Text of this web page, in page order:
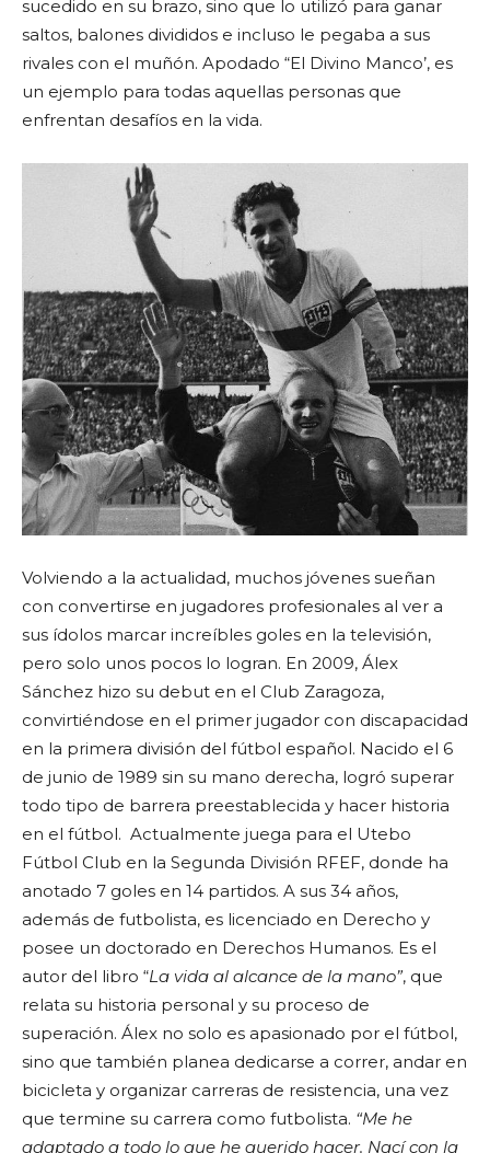
sucedido en su brazo, sino que lo utilizó para ganar
saltos, balones divididos e incluso le pegaba a sus
rivales con el muñón. Apodado “El Divino Manco’, es
un ejemplo para todas aquellas personas que
enfrentan desafíos en la vida.
Volviendo a la actualidad, muchos jóvenes sueñan
con convertirse en jugadores profesionales al ver a
sus ídolos marcar increíbles goles en la televisión,
pero solo unos pocos lo logran. En 2009, Álex
Sánchez hizo su debut en el Club Zaragoza,
convirtiéndose en el primer jugador con discapacidad
en la primera división del fútbol español. Nacido el 6
de junio de 1989 sin su mano derecha, logró superar
todo tipo de barrera preestablecida y hacer historia
en el fútbol. Actualmente juega para el Utebo
Fútbol Club en la Segunda División RFEF, donde ha
anotado 7 goles en 14 partidos. A sus 34 años,
además de futbolista, es licenciado en Derecho y
posee un doctorado en Derechos Humanos. Es el
autor del libro “La vida al alcance de la mano”, que
relata su historia personal y su proceso de
superación. Álex no solo es apasionado por el fútbol,
sino que también planea dedicarse a correr, andar en
bicicleta y organizar carreras de resistencia, una vez
que termine su carrera como futbolista. “Me he
adaptado a todo lo que he querido hacer. Nací con la